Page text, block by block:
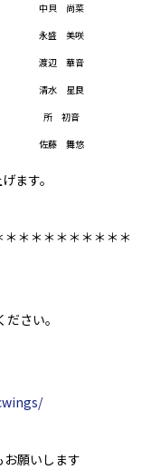
中貝 尚菜
永盛 美咲
渡辺 華音
清水 星良
所 初音
佐藤 舞悠
ます。
＊＊＊＊＊＊＊＊＊
さい。
願いします